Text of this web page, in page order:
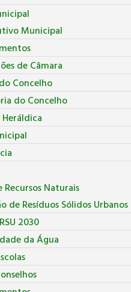
Municipal
de Câmara
Concelho
do Concelho
Naturais
de Resíduos Sólidos Urbanos
2030
da Água